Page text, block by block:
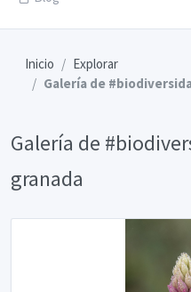
Inicio
Explorar
Galería de
Galería de
granada